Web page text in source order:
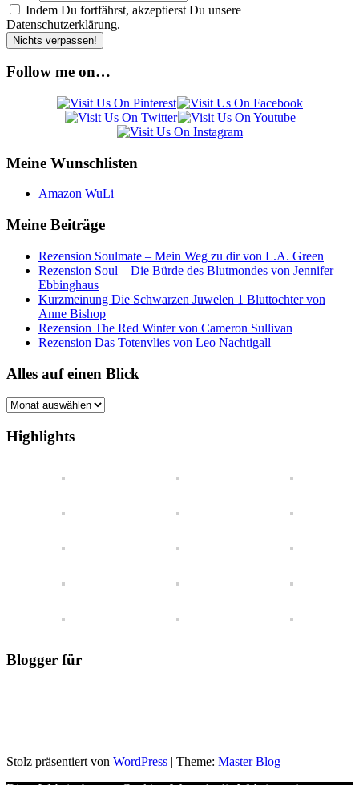
Indem Du fortfährst, akzeptierst Du unsere
Datenschutzerklärung.
Follow me on…
Meine Wunschlisten
Amazon WuLi
Meine Beiträge
Rezension Soulmate – Mein Weg zu dir von L.A. Green
Rezension Soul – Die Bürde des Blutmondes von Jennifer
Ebbinghaus
Kurzmeinung Die Schwarzen Juwelen 1 Bluttochter von
Anne Bishop
Rezension The Red Winter von Cameron Sullivan
Rezension Das Totenvlies von Leo Nachtigall
Alles auf einen Blick
Alles
einen
Blick
Highlights
Blogger für
Stolz präsentiert von WordPress | Theme: Master Blog